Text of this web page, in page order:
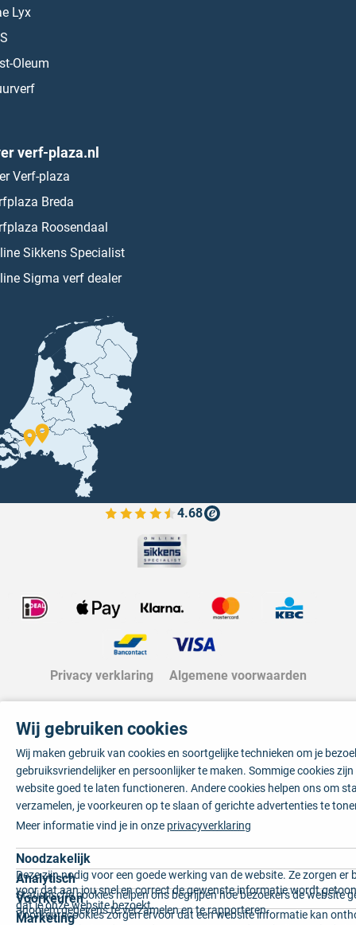
Lyx
Oleum
verf-plaza.nl
Verf-plaza
Breda
Roosendaal
Sikkens Specialist
Sigma verf dealer
4.68
Bekijk de verfplaza beoordelingen
Privacy verklaring Algemene voorwaarden
Wij gebruiken cookies
Wij maken gebruik van cookies en soortgelijke technieken om je
gebruiksvriendelijker en persoonlijker te maken. Sommige cookies
website goed te laten functioneren. Andere cookies helpen ons om
verzamelen, je voorkeuren op te slaan of gerichte advertenties te
Meer informatie vind je in onze privacyverklaring
Noodzakelijk
Deze zijn nodig voor een goede werking van de website. Ze zorgen er
voor dat aan jou snel en correct de gewenste informatie wordt
dat je onze website bezoekt.
Analytisch
Statistische cookies helpen ons begrijpen hoe bezoekers de website
anoniem gegevens te verzamelen en te rapporteren.
Voorkeuren
Voorkeurscookies zorgen ervoor dat een website informatie kan
Marketing